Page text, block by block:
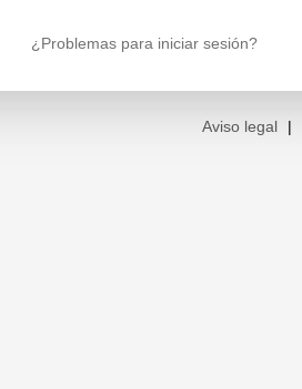
¿Problemas para iniciar sesión?
Aviso legal |